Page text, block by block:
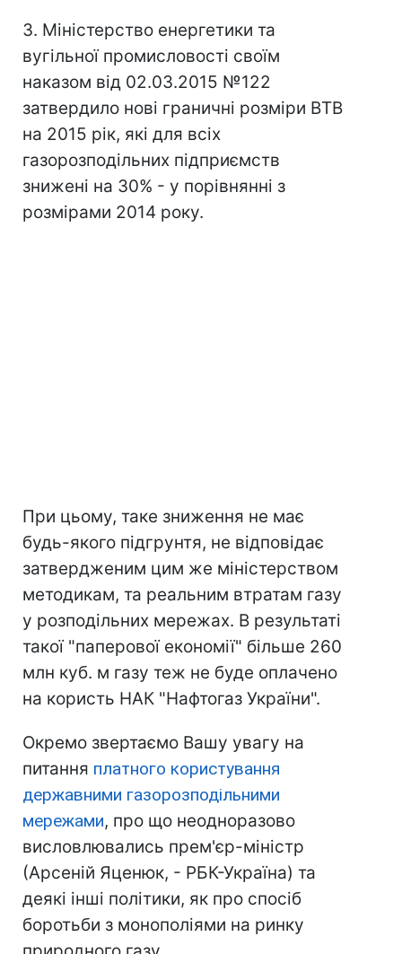
3. Міністерство енергетики та
вугільної промисловості своїм
наказом від 02.03.2015 №122
затвердило нові граничні розміри ВТВ
на 2015 рік, які для всіх
газорозподільних підприємств
знижені на 30% - у порівнянні з
розмірами 2014 року.
При цьому, таке зниження не має
будь-якого підгрунтя, не відповідає
затвердженим цим же міністерством
методикам, та реальним втратам газу
у розподільних мережах. В результаті
такої "паперової економії" більше 260
млн куб. м газу теж не буде оплачено
на користь НАК "Нафтогаз України".
Окремо звертаємо Вашу увагу на
питання платного користування
державними газорозподільними
мережами, про що неодноразово
висловлювались прем'єр-міністр
(Арсеній Яценюк, - РБК-Україна) та
деякі інші політики, як про спосіб
боротьби з монополіями на ринку